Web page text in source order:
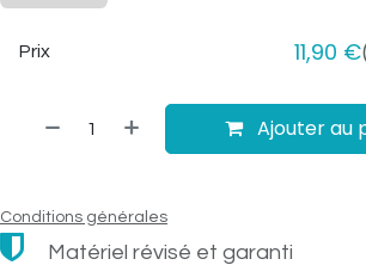
Ajouter au
Prix 11,90 €
Conditions générales
Matériel révisé et garanti